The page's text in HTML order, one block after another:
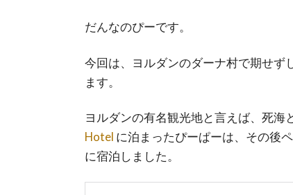
だんなのぴーです。
今回は、ヨルダンのダーナ村で期せず
ます。
ヨルダンの有名観光地と言えば、死海
Hotel に泊まったぴーぱーは、その後
に宿泊しました。